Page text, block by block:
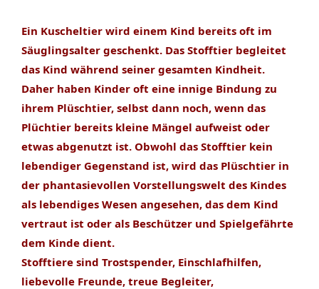
Ein Kuscheltier wird einem Kind bereits oft im
Säuglingsalter geschenkt. Das Stofftier begleitet
das Kind während seiner gesamten Kindheit.
Daher haben Kinder oft eine innige Bindung zu
ihrem Plüschtier, selbst dann noch, wenn das
Plüchtier bereits kleine Mängel aufweist oder
etwas abgenutzt ist. Obwohl das Stofftier kein
lebendiger Gegenstand ist, wird das Plüschtier in
der phantasievollen Vorstellungswelt des Kindes
als lebendiges Wesen angesehen, das dem Kind
vertraut ist oder als Beschützer und Spielgefährte
dem Kinde dient.
Stofftiere sind Trostspender, Einschlafhilfen,
liebevolle Freunde, treue Begleiter,